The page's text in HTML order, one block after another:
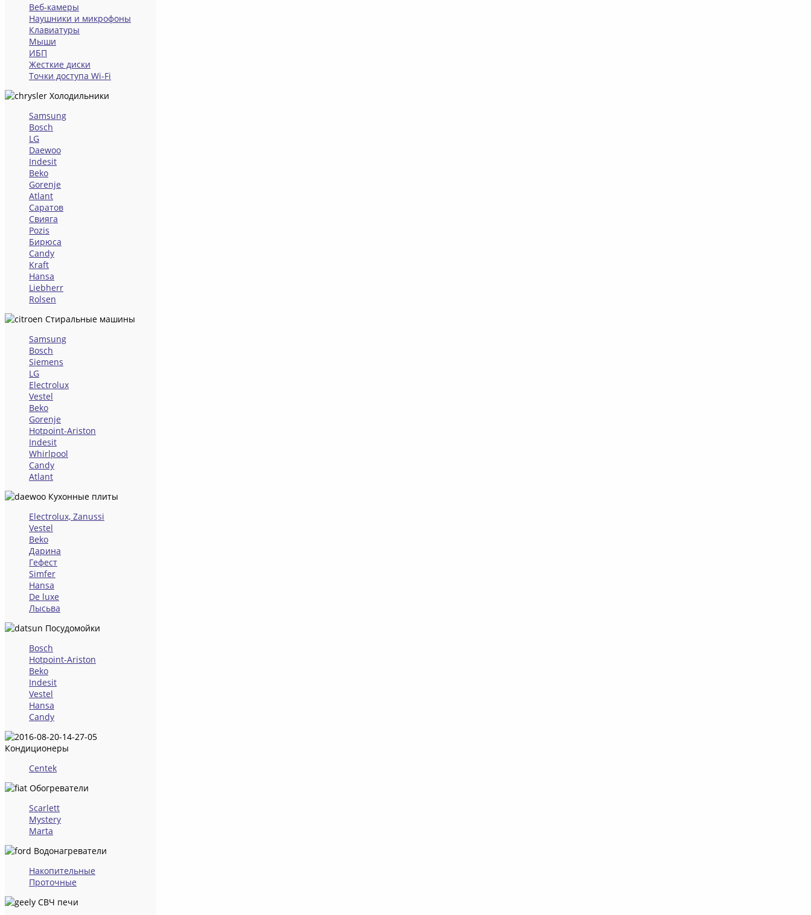
Веб-камеры
Наушники и микрофоны
Клавиатуры
Мыши
ИБП
Жесткие диски
Точки доступа Wi-Fi
Холодильники
Samsung
Bosch
LG
Daewoo
Indesit
Beko
Gorenje
Atlant
Саратов
Свияга
Pozis
Бирюса
Candy
Kraft
Hansa
Liebherr
Rolsen
Стиральные машины
Samsung
Bosch
Siemens
LG
Electrolux
Vestel
Beko
Gorenje
Hotpoint-Ariston
Indesit
Whirlpool
Candy
Atlant
Кухонные плиты
Electrolux, Zanussi
Vestel
Beko
Дарина
Гефест
Simfer
Hansa
De luxe
Лысьва
Посудомойки
Bosch
Hotpoint-Ariston
Beko
Indesit
Vestel
Hansa
Candy
Кондиционеры
Centek
Обогреватели
Scarlett
Mystery
Marta
Водонагреватели
Накопительные
Проточные
СВЧ печи